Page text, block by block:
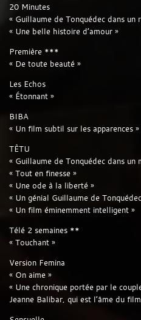
20 Minutes
« Guillaume de Tonquédec dans un
« Une belle histoire d’amour »
Première ***
« De toute beauté »
Les Echos
« Étonnant »
BIBA
« Un film subtil sur les apparences »
TÊTU
« Guillaume de Tonquédec dans un
« Tout en finesse »
« Une ode à la liberté »
« Un génial Guillaume de
« Un film éminemment intelligent »
Télé 2 semaines **
« Touchant »
Version Femina
« On aime »
« Une chronique portée par le
Jeanne Balibar, qui est l’âme du